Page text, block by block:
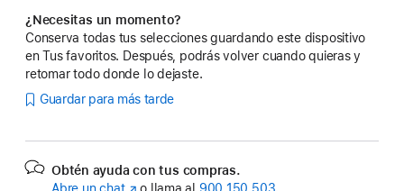
¿Necesitas un momento?
Conserva todas tus selecciones guardando este dispositivo
en Tus favoritos. Después, podrás volver cuando quieras y
retomar todo donde lo dejaste.
Guardar para más tarde
Obtén ayuda con tus compras.
Abre un chat(Seo llama al 900 150 503.